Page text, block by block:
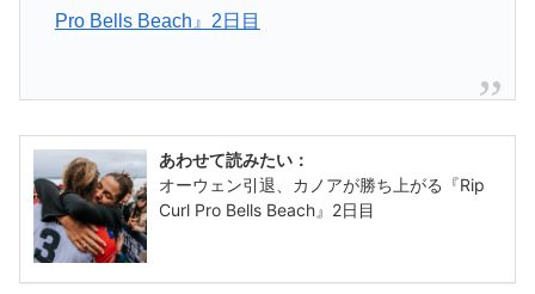
Pro Bells Beach』2日目